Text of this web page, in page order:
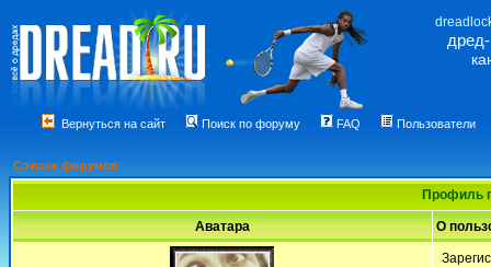
Вернуться на сайт Поиск по форуму FAQ Пользователи
Список форумов
Профиль
Аватара О